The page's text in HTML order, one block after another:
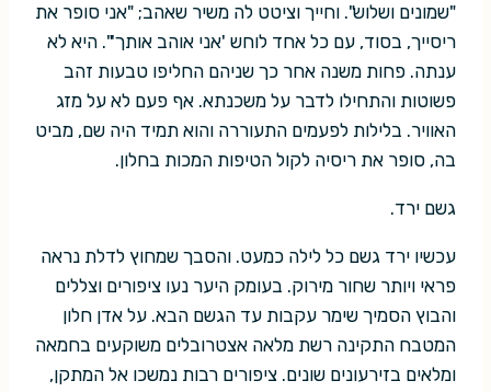
"שמונים ושלוש". וחייך וציטט לה משיר שאהב; "אני סופר את
ריסייך, בסוד, עם כל אחד לוחש 'אני אוהב אותך'". היא לא
ענתה. פחות משנה אחר כך שניהם החליפו טבעות זהב
פשוטות והתחילו לדבר על משכנתא. אף פעם לא על מזג
האוויר. בלילות לפעמים התעוררה והוא תמיד היה שם, מביט
בה, סופר את ריסיה לקול הטיפות המכות בחלון.
גשם ירד.
עכשיו ירד גשם כל לילה כמעט. והסבך שמחוץ לדלת נראה
פראי ויותר שחור מירוק. בעומק היער נעו ציפורים וצללים
והבוץ הסמיך שימר עקבות עד הגשם הבא. על אדן חלון
המטבח התקינה רשת מלאה אצטרובלים משוקעים בחמאה
ומלאים בזירעונים שונים. ציפורים רבות נמשכו אל המתקן,